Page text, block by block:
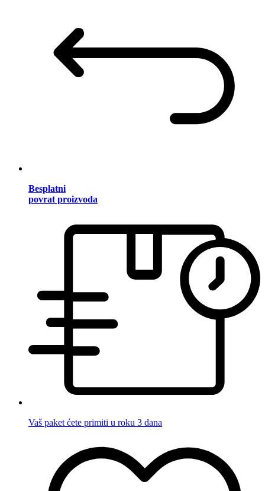
Besplatni
povrat proizvoda
Vaš paket ćete primiti u roku 3 dana